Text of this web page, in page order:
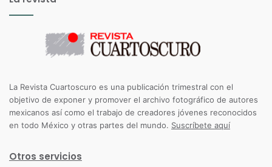
La Revista Cuartoscuro es una publicación trimestral con el
objetivo de exponer y promover el archivo fotográfico de autores
mexicanos así como el trabajo de creadores jóvenes reconocidos
en todo México y otras partes del mundo. Suscríbete aquí
Otros servicios